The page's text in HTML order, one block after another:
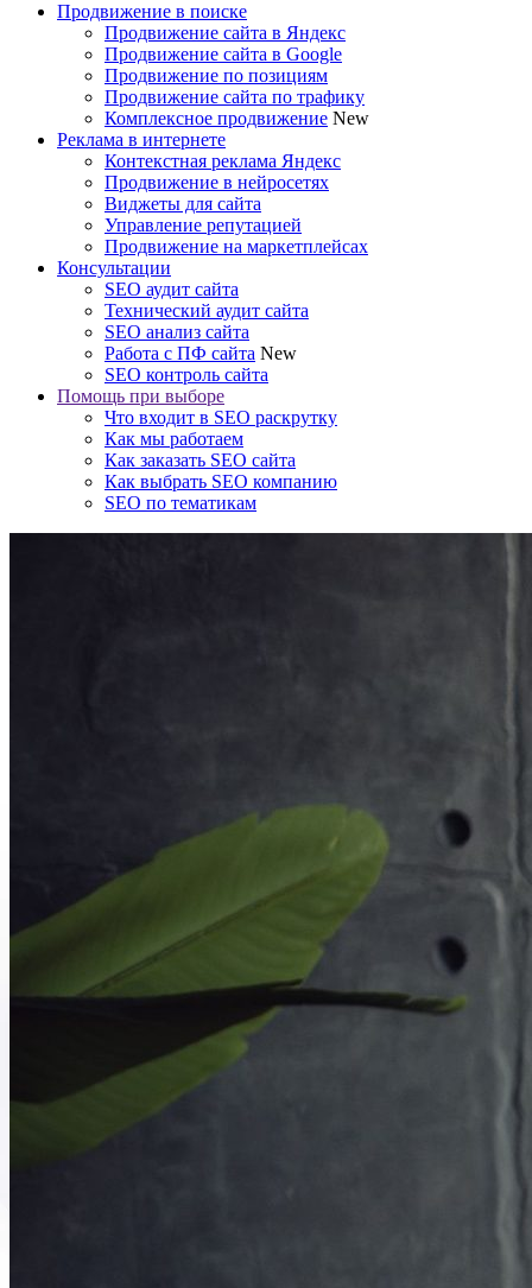
Продвижение в поиске
Продвижение сайта в Яндекс
Продвижение сайта в Google
Продвижение по позициям
Продвижение сайта по трафику
Комплексное продвижение New
Реклама в интернете
Контекстная реклама Яндекс
Продвижение в нейросетях
Виджеты для сайта
Управление репутацией
Продвижение на маркетплейсах
Консультации
SEO аудит сайта
Технический аудит сайта
SEO анализ сайта
Работа с ПФ сайта New
SEO контроль сайта
Помощь при выборе
Что входит в SEO раскрутку
Как мы работаем
Как заказать SEO сайта
Как выбрать SEO компанию
SEO по тематикам